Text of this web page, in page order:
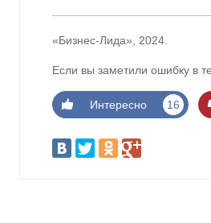
«Бизнес-Лида», 2024.
Если вы заметили ошибку в
Интересно 16